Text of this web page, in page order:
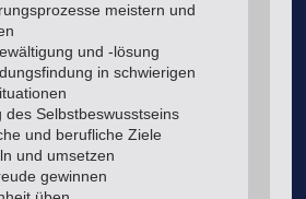
meistern und
und -lösung
in schwierigen
des Selbstbeswusstseins
und berufliche Ziele
und umsetzen
gewinnen